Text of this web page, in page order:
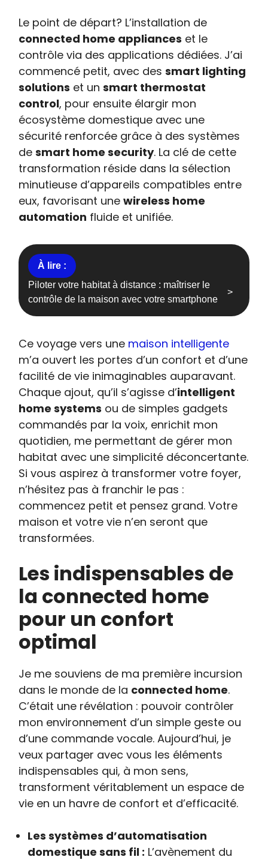
Le point de départ? L’installation de
connected home appliances et le
contrôle via des applications dédiées. J’ai
commencé petit, avec dessmart lighting
solutions et unsmart thermostat
control, pour ensuite élargir mon
écosystème domestique avec une
sécurité renforcée grâce à des systèmes
desmart home security. La clé de cette
transformation réside dans la sélection
minutieuse d’appareils compatibles entre
eux, favorisant unewireless home
automation fluide et unifiée.
Piloter votre habitat à distance : maîtriser le
contrôle de la maison avec votre smartphone
Ce voyage vers une maison intelligente
m’a ouvert les portes d’un confort et d’une
facilité de vie inimaginables auparavant.
Chaque ajout, qu’il s’agisse d’intelligent
home systems ou de simples gadgets
commandés par la voix, enrichit mon
quotidien, me permettant de gérer mon
habitat avec une simplicité déconcertante.
Si vous aspirez à transformer votre foyer,
n’hésitez pas à franchir le pas :
commencez petit et pensez grand. Votre
maison et votre vie n’en seront que
transformées.
Les indispensables de
la connected home
pour un confort
optimal
Je me souviens de ma première incursion
dans le monde de la connected home.
C’était une révélation : pouvoir contrôler
mon environnement d’un simple geste ou
d’une commande vocale. Aujourd’hui, je
veux partager avec vous les éléments
indispensables qui, à mon sens,
transforment véritablement un espace de
vie en un havre de confort et d’efficacité.
Les systèmes d’automatisation
domestique sans fil : L’avènement du